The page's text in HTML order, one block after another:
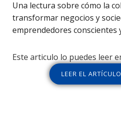
Una lectura sobre cómo la
transformar negocios y
emprendedores conscientes
Este articulo lo puedes leer
LEER EL